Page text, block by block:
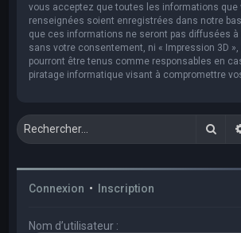
vous acceptez que toutes les informations que
renseignées soient enregistrées dans notre
que ces informations ne seront pas diffusées à
sans votre consentement, ni « Impression 3D »,
pourront être tenus comme responsables en
piratage informatique visant à compromettre
Connexion • Inscription
Nom d’utilisateur :